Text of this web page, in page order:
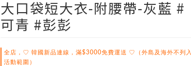
大口袋短大衣-附腰帶-灰藍 #
可青 #彭彭
全店，♡ 韓國新品連線，滿$3000免費運送 ♡（外島及海外不列入
活動範圍）